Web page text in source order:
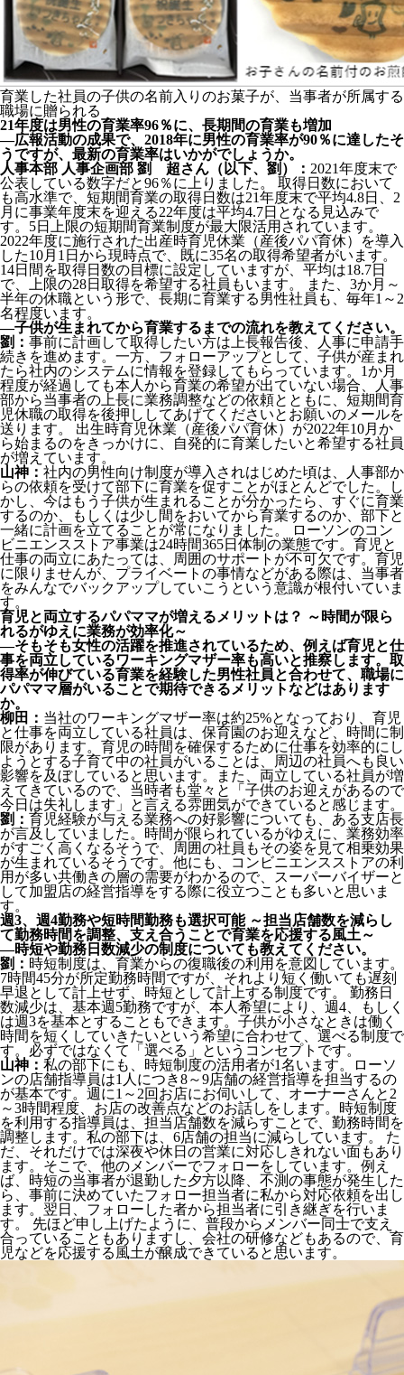
育業した社員の子供の名前入りのお菓子が、当事者が所属する
職場に贈られる
21年度は男性の育業率96％に、長期間の育業も増加
―広報活動の成果で、2018年に男性の育業率が90％に達したそ
うですが、最新の育業率はいかがでしょうか。
人事本部 人事企画部 劉 超さん（以下、劉）： 2021年度末で
公表している数字だと96％に上りました。 取得日数において
も高水準で、短期間育業の取得日数は21年度末で平均4.8日、2
月に事業年度末を迎える22年度は平均4.7日となる見込みで
す。5日上限の短期間育業制度が最大限活用されています。
2022年度に施行された出産時育児休業（産後パパ育休）を導入
した10月1日から現時点で、既に35名の取得希望者がいます。
14日間を取得日数の目標に設定していますが、平均は18.7日
で、上限の28日取得を希望する社員もいます。 また、3か月～
半年の休職という形で、長期に育業する男性社員も、毎年1～2
名程度います。
―子供が生まれてから育業するまでの流れを教えてください。
劉： 事前に計画して取得したい方は上長報告後、人事に申請手
続きを進めます。一方、フォローアップとして、子供が産まれ
たら社内のシステムに情報を登録してもらっています。1か月
程度が経過しても本人から育業の希望が出ていない場合、人事
部から当事者の上長に業務調整などの依頼とともに、短期間育
児休職の取得を後押ししてあげてくださいとお願いのメールを
送ります。 出生時育児休業（産後パパ育休）が2022年10月か
ら始まるのをきっかけに、自発的に育業したいと希望する社員
が増えています。
山神： 社内の男性向け制度が導入されはじめた頃は、人事部か
らの依頼を受けて部下に育業を促すことがほとんどでした。し
かし、今はもう子供が生まれることが分かったら、すぐに育業
するのか、もしくは少し間をおいてから育業するのか、部下と
一緒に計画を立てることが常になりました。 ローソンのコン
ビニエンスストア事業は24時間365日体制の業態です。育児と
仕事の両立にあたっては、周囲のサポートが不可欠です。育児
に限りませんが、プライベートの事情などがある際は、当事者
をみんなでバックアップしていこうという意識が根付いていま
す。
育児と両立するパパママが増えるメリットは？ ～時間が限ら
れるがゆえに業務が効率化～
―そもそも女性の活躍を推進されているため、例えば育児と仕
事を両立しているワーキングマザー率も高いと推察します。取
得率が伸びている育業を経験した男性社員と合わせて、職場に
パパママ層がいることで期待できるメリットなどはあります
か。
柳田： 当社のワーキングマザー率は約25%となっており、育児
と仕事を両立している社員は、保育園のお迎えなど、時間に制
限があります。育児の時間を確保するために仕事を効率的にし
ようとする子育て中の社員がいることは、周辺の社員へも良い
影響を及ぼしていると思います。また、両立している社員が増
えてきているので、当時者も堂々と「子供のお迎えがあるので
今日は失礼します」と言える雰囲気ができていると感じます。
劉： 育児経験が与える業務への好影響についても、ある支店長
が言及していました。時間が限られているがゆえに、業務効率
がすごく高くなるそうで、周囲の社員もその姿を見て相乗効果
が生まれているそうです。他にも、コンビニエンスストアの利
用が多い共働きの層の需要がわかるので、スーパーバイザーと
して加盟店の経営指導をする際に役立つことも多いと思いま
す。
週3、週4勤務や短時間勤務も選択可能 ～担当店舗数を減らし
て勤務時間を調整、支え合うことで育業を応援する風土～
―時短や勤務日数減少の制度についても教えてください。
劉： 時短制度は、育業からの復職後の利用を意図しています。
7時間45分が所定勤務時間ですが、それより短く働いても遅刻
早退として計上せず、時短として計上する制度です。 勤務日
数減少は、基本週5勤務ですが、本人希望により、週4、もしく
は週3を基本とすることもできます。子供が小さなときは働く
時間を短くしていきたいという希望に合わせて、選べる制度で
す。必ずではなくて「選べる」というコンセプトです。
山神： 私の部下にも、時短制度の活用者が1名います。ローソ
ンの店舗指導員は1人につき8～9店舗の経営指導を担当するの
が基本です。週に1～2回お店にお伺いして、オーナーさんと2
～3時間程度、お店の改善点などのお話しをします。時短制度
を利用する指導員は、担当店舗数を減らすことで、勤務時間を
調整します。私の部下は、6店舗の担当に減らしています。 た
だ、それだけでは深夜や休日の営業に対応しきれない面もあり
ます。そこで、他のメンバーでフォローをしています。例え
ば、時短の当事者が退勤した夕方以降、不測の事態が発生した
ら、事前に決めていたフォロー担当者に私から対応依頼を出し
ます。翌日、フォローした者から担当者に引き継ぎを行いま
す。 先ほど申し上げたように、普段からメンバー同士で支え
合っていることもありますし、会社の研修などもあるので、育
児などを応援する風土が醸成できていると思います。